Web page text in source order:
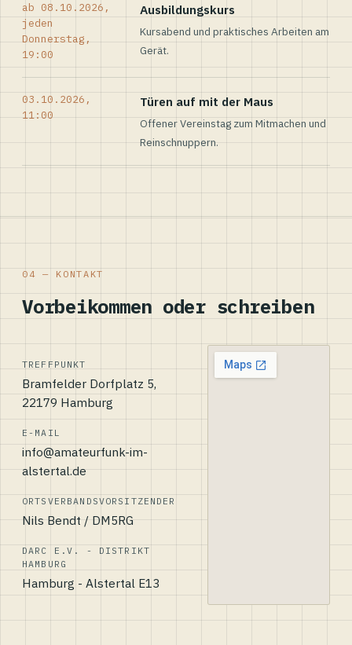
ab 08.10.2026,
jeden
Donnerstag,
19:00
Ausbildungskurs
Kursabend und praktisches Arbeiten am
Gerät.
03.10.2026,
11:00
Türen auf mit der Maus
Offener Vereinstag zum Mitmachen und
Reinschnuppern.
04 — KONTAKT
Vorbeikommen oder schreiben
TREFFPUNKT
Bramfelder Dorfplatz 5,
22179 Hamburg
E-MAIL
info@amateurfunk-im-
alstertal.de
ORTSVERBANDSVORSITZENDER
Nils Bendt / DM5RG
DARC E.V. - DISTRIKT
HAMBURG
Hamburg - Alstertal E13